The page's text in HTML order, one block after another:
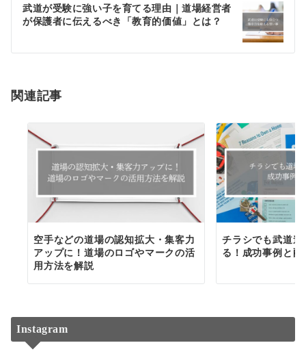
ゲ
シ
ン
武道が受験に強い子を育てる理由｜道場経営者
が保護者に伝えるべき「教育的価値」とは？
関連記事
空手などの道場の認知拡大・集客力
アップに！道場のロゴやマークの活
用方法を解説
チラシでも武道
る！成功事例と配
Instagram